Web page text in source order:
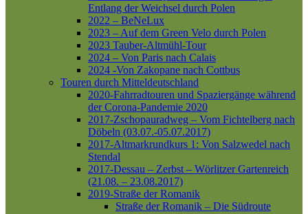
Entlang der Weichsel durch Polen
2022 – BeNeLux
2023 – Auf dem Green Velo durch Polen
2023 Tauber-Altmühl-Tour
2024 – Von Paris nach Calais
2024 -Von Zakopane nach Cottbus
Touren durch Mitteldeutschland
2020-Fahrradtouren und Spaziergänge während
der Corona-Pandemie 2020
2017-Zschopauradweg – Vom Fichtelberg nach
Döbeln (03.07.-05.07.2017)
2017-Altmarkrundkurs 1: Von Salzwedel nach
Stendal
2017-Dessau – Zerbst – Wörlitzer Gartenreich
(21.08. – 23.08.2017)
2019-Straße der Romanik
Straße der Romanik – Die Südroute